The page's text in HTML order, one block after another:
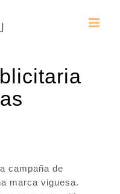
campaña de
marca viguesa.